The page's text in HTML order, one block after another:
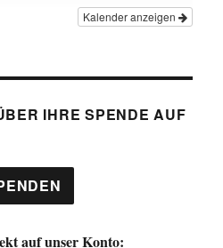
Kalender anzeigen
IHRE SPENDE AUF
auf unser Konto: